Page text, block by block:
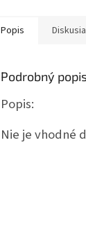
Popis Diskusia
Podrobný
Popis:
Nie je vhodné